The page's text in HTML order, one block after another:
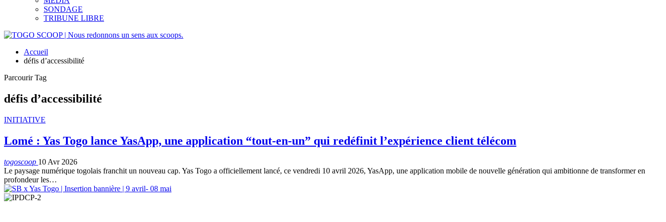
SONDAGE
TRIBUNE LIBRE
Accueil
défis d’accessibilité
Parcourir Tag
défis d’accessibilité
INITIATIVE
Lomé : Yas Togo lance YasApp, une application “tout-en-un” qui redéfinit l’expérience client télécom
togoscoop 10 Avr 2026
Le paysage numérique togolais franchit un nouveau cap. Yas Togo a officiellement lancé, ce vendredi 10 avril 2026, YasApp, une application mobile de nouvelle génération qui ambitionne de transformer en
profondeur les…